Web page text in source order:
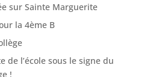
sur Sainte Marguerite
la 4ème B
de l’école sous le signe du
!